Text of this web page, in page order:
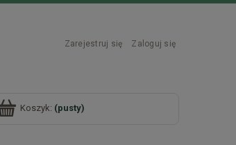
Zarejestruj się Zaloguj się
Koszyk: (pusty)